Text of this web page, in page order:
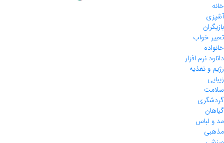
خانه
آشپزی
بازیگران
تعبیر خواب
خانواده
دانلود نرم افزار
رژیم و تغذیه
زیبایی
سلامت
گردشگری
گیاهان
مد و لباس
مذهبی